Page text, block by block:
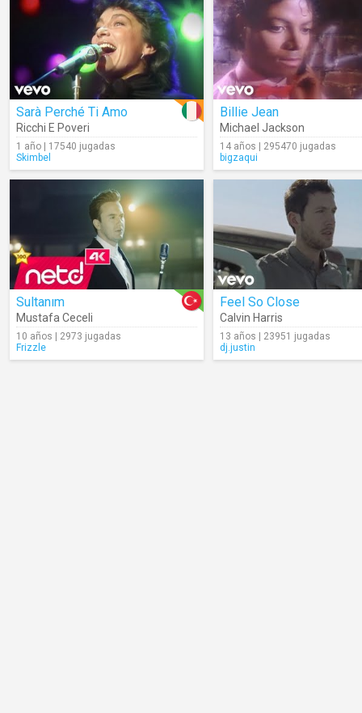
Sarà Perché Ti Amo
Ricchi E Poveri
1 año | 17540 jugadas
Skimbel
Billie Jean
Michael Jackson
14 años | 295470 jugadas
bigzaqui
Sultanım
Mustafa Ceceli
10 años | 2973 jugadas
Frizzle
Feel So Close
Calvin Harris
13 años | 23951 jugadas
dj.justin